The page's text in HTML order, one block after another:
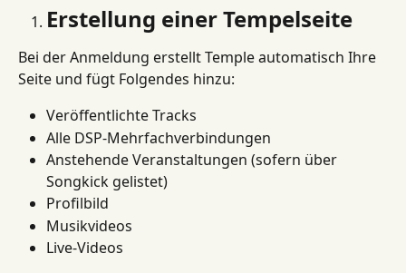
Erstellung einer Tempelseite
Bei der Anmeldung erstellt Temple automatisch Ihre
Seite und fügt Folgendes hinzu:
Veröffentlichte Tracks
Alle DSP-Mehrfachverbindungen
Anstehende Veranstaltungen (sofern über
Songkick gelistet)
Profilbild
Musikvideos
Live-Videos